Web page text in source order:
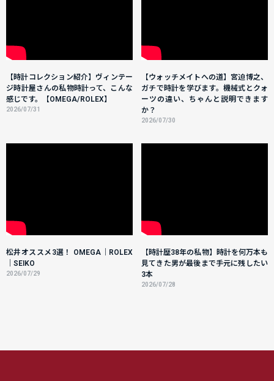
【時計コレクション紹介】ヴィンテー
ジ時計屋さんの私物時計って、こんな
感じです。【OMEGA/ROLEX】
2026/07/31
【ウォッチメイトへの道】宮迫博之、
ガチで時計を学びます。機械式とクォ
ーツの違い、ちゃんと説明できます
か？
2026/07/30
松井オススメ3選！ OMEGA｜ROLEX
｜SEIKO
2026/07/29
【時計歴38年の私物】時計を何万本も
見てきた男が最後まで手元に残したい
3本
2026/07/28